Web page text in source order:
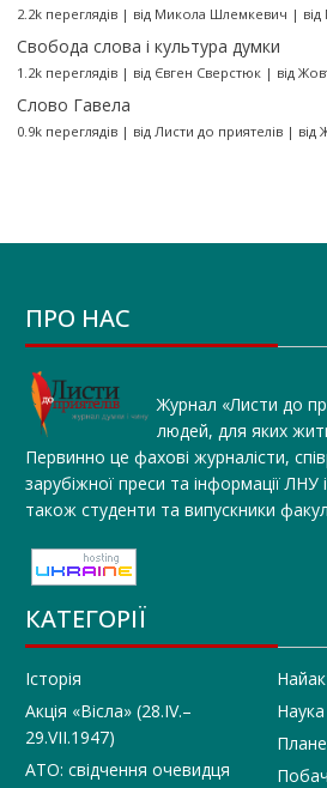
2.2k переглядів| від Микола Шлемкевич |
Свобода слова і культура думки
1.2k переглядів| від Євген Сверстюк| від
Слово Гавела
0.9k переглядів| від Листи до приятелів| від
ПРО НАС
Журнал «Листи до
людей, для яких
Первинно це фахові журналісти,
зарубіжної преси та інформації ЛНУ
також студенти та випускники
КАТЕГОРІЇ
Історія
Акція «Вісла» (28.IV.–
29.VII.1947)
АТО: свідчення очевидця
Наука